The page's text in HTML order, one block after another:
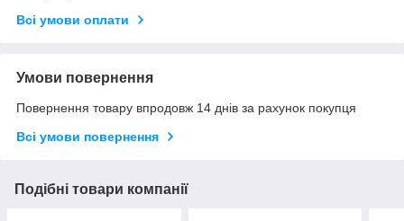
Всі умови оплати
Умови повернення
Повернення товару впродовж 14 днів за рахунок покупця
Всі умови повернення
Подібні товари компанії